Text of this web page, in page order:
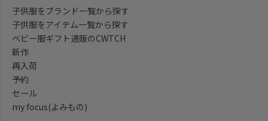
子供服をブランド一覧から探す
子供服をアイテム一覧から探す
ベビー服ギフト通販のCWTCH
新作
再入荷
予約
セール
my focus(よみもの)